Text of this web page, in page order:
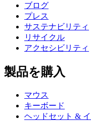
ブログ
プレス
サステナビリティ
リサイクル
アクセシビリティ
製品を購入
マウス
キーボード
ヘッドセット &